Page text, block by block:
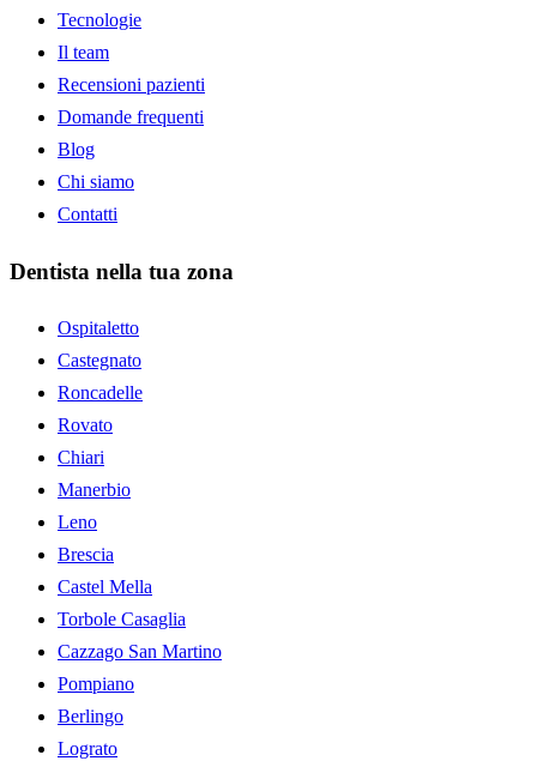
Tecnologie
Il team
Recensioni pazienti
Domande frequenti
Blog
Chi siamo
Contatti
Dentista nella tua zona
Ospitaletto
Castegnato
Roncadelle
Rovato
Chiari
Manerbio
Leno
Brescia
Castel Mella
Torbole Casaglia
Cazzago San Martino
Pompiano
Berlingo
Lograto